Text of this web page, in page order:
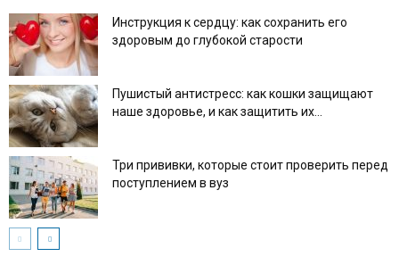
Инструкция к сердцу: как сохранить его
здоровым до глубокой старости
Пушистый антистресс: как кошки защищают
наше здоровье, и как защитить их...
Три прививки, которые стоит проверить перед
поступлением в вуз